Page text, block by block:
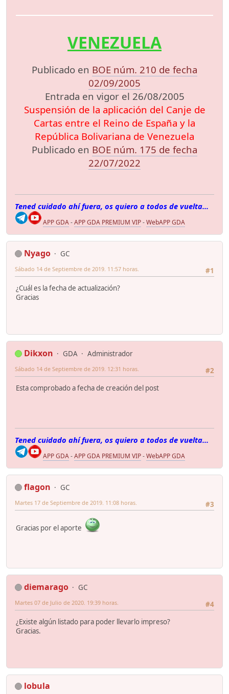
VENEZUELA
Publicado en BOE núm. 210 de fecha
02/09/2005
Entrada en vigor el 26/08/2005
Suspensión de la aplicación del Canje de
Cartas entre el Reino de España y la
República Bolivariana de Venezuela
Publicado en BOE núm. 175 de fecha
22/07/2022
Tened cuidado ahí fuera, os quiero a todos de vuelta...
APP GDA-APP GDA PREMIUM VIP-WebAPP GDA
Nyago
GC
#1
Sábado 14 de Septiembre de 2019. 11:57 horas.
¿Cuál es la fecha de actualización?
Gracias
Dikxon GDA
Administrador
#2
Sábado 14 de Septiembre de 2019. 12:31 horas.
Esta comprobado a fecha de creación del post
Tened cuidado ahí fuera, os quiero a todos de vuelta...
APP GDA-APP GDA PREMIUM VIP-WebAPP GDA
flagon
GC
#3
Martes 17 de Septiembre de 2019. 11:08 horas.
Gracias por el aporte
diemarago
GC
#4
Martes 07 de Julio de 2020. 19:39 horas.
¿Existe algún listado para poder llevarlo impreso?
Gracias.
lobula